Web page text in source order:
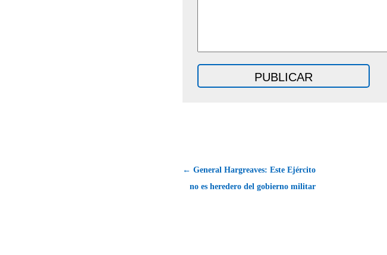
← General Hargreaves: Este Ejército
no es heredero del gobierno militar